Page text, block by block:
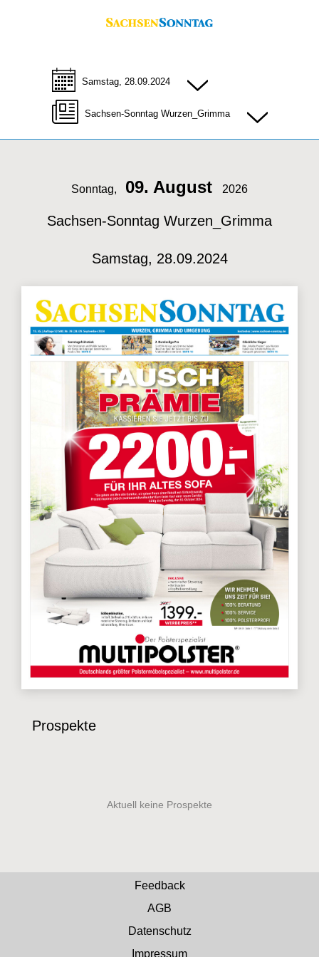
Samstag, 28.09.2024
Sachsen-Sonntag Wurzen_Grimma
Sonntag, 09. August 2026
Sachsen-Sonntag Wurzen_Grimma
Samstag, 28.09.2024
Prospekte
Feedback
AGB
Datenschutz
Impressum